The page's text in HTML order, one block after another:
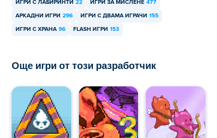
ИГРИ С ЛАБИРИНТИ 22 ИГРИ ЗА МИСЛЕНЕ 477
АРКАДНИ ИГРИ 296 ИГРИ С ДВАМА ИГРАЧИ 155
ИГРИ С ХРАНА 96 FLASH ИГРИ 153
Още игри от този разработчик